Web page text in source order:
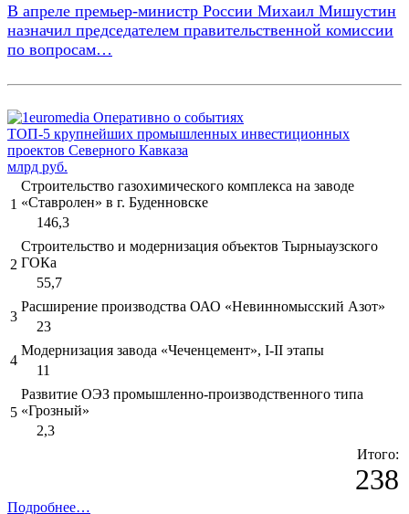
В апреле премьер-министр России Михаил Мишустин
назначил председателем правительственной комиссии
по вопросам…
ТОП-5 крупнейших промышленных инвестиционных
проектов Северного Кавказа
млрд руб.
1
Строительство газохимического комплекса на заводе
«Ставролен» в г. Буденновске
146,3
2
Строительство и модернизация объектов Тырныаузского
ГОКа
55,7
3
Расширение производства ОАО «Невинномысский Азот»
23
4
Модернизация завода «Чеченцемент», I-II этапы
11
5
Развитие ОЭЗ промышленно-производственного типа
«Грозный»
2,3
Итого:
238
Подробнее…